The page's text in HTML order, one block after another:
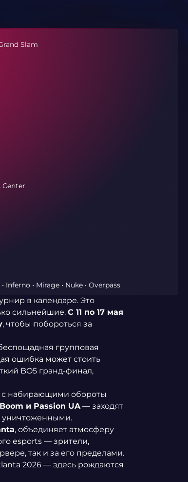
Slam
Center
Inferno • Mirage • Nuke • Overpass
в календаре. Это
сильнейшие. С 11 по 17 мая
, чтобы побороться за
групповая
ошибка может стоить
BO5 гранд-финал,
набирающими обороты
и Passion UA— заходят
уничтоженными.
, объединяет атмосферу
esports — зрители,
так и за его пределами.
2026 — здесь рождаются